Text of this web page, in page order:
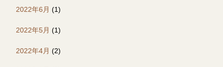
2022年6月 (1)
2022年5月 (1)
2022年4月 (2)